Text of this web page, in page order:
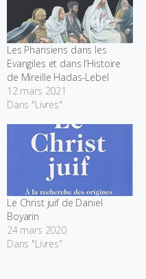
Les Pharisiens dans les
Evangiles et dans l’Histoire
de Mireille Hadas-Lebel
12 mars 2021
Dans "Livres"
Le Christ juif de Daniel
Boyarin
24 mars 2020
Dans "Livres"